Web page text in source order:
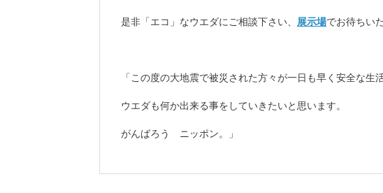
是非「エコ」なウエダにご相談下さい、 展示場でお待ちい
「この度の大地震で被災された方々が一日も早く安全な生
ウエダも何か出来る事をしていきたいと思います。
がんばろう ニッポン。」